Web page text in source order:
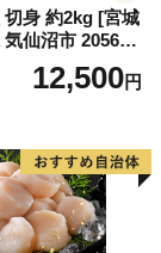
切身 約2kg [宮城
仙沼市 205649
海鮮 訳アリ 規
さけ サケ 鮭切身
けあり
12,500円